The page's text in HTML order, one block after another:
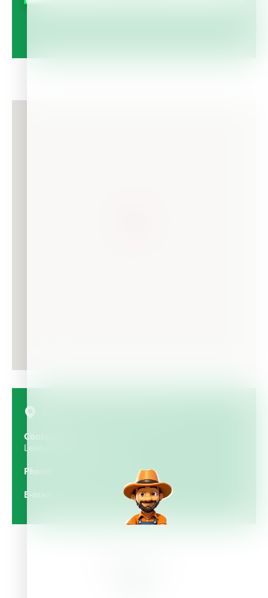
Contact Person
Leonardo Castro Gonzalez
Phone
E-mail
lcastrog@grupocolono.com